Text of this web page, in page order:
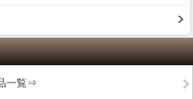
一覧⇒